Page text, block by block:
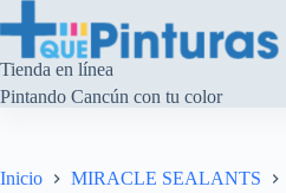
al
contenido
Tienda en línea
Pintando Cancún con tu color
Inicio MIRACLE SEALANTS